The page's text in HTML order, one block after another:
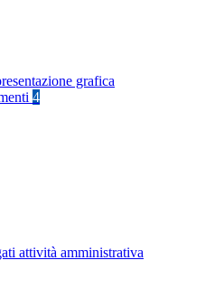
grafica
4
attività amministrativa